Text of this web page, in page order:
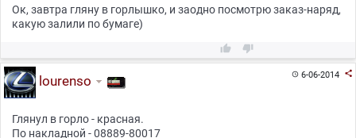
Ок, завтра гляну в горлышко, и заодно посмотрю заказ-наряд,
какую залили по бумаге)
 
6-06-2014 
lourenso
Глянул в горло - красная.
По накладной - 08889-80017